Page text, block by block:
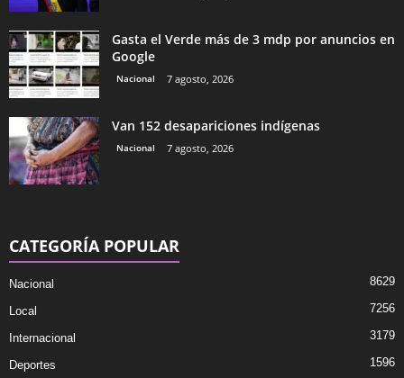
Gasta el Verde más de 3 mdp por anuncios en
Google
Nacional 7 agosto, 2026
Van 152 desapariciones indígenas
Nacional 7 agosto, 2026
CATEGORÍA POPULAR
Nacional 8629
Local 7256
Internacional 3179
Deportes 1596